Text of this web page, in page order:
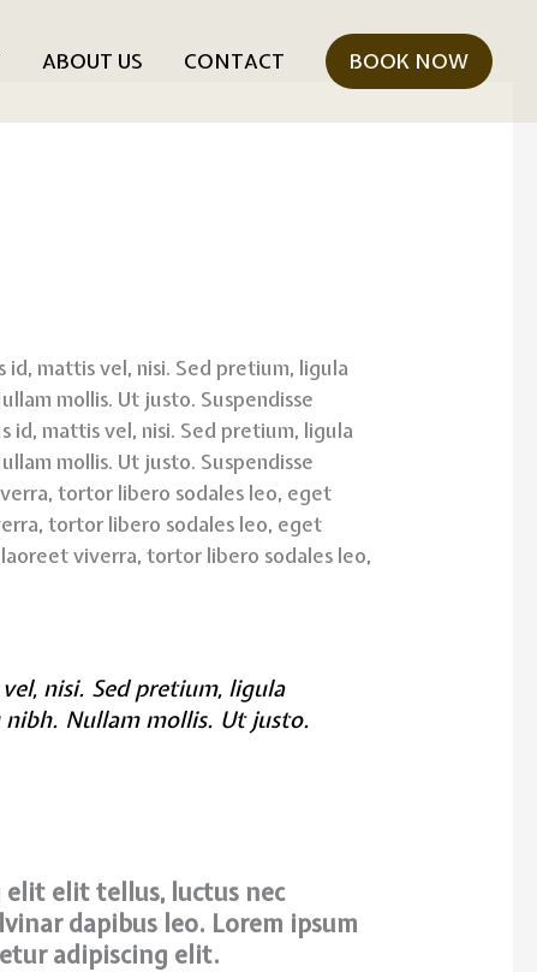
ABOUT US CONTACT BOOK NOW
mattis vel, nisi. Sed pretium, ligula
mollis. Ut justo. Suspendisse
id, mattis vel, nisi. Sed pretium, ligula
mollis. Ut justo. Suspendisse
tortor libero sodales leo, eget
tortor libero sodales leo, eget
viverra, tortor libero sodales leo,
nisi. Sed pretium, ligula
Nullam mollis. Ut justo.
elit elit tellus, luctus nec
dapibus leo.​ Lorem ipsum
adipiscing elit.